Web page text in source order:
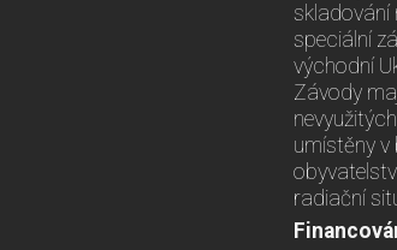
skladování
speciální
východní
Závody
umístěny
radiační